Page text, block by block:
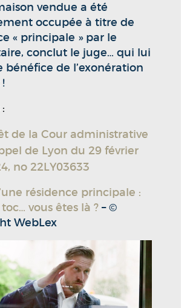
vendue a été
occupée à titre de
« principale » par le
conclut le juge… qui lui
bénéfice de l’exonération
de la Cour administrative
de Lyon du 29 février
no 22LY03633
résidence principale :
vous êtes là ? – ©
WebLex